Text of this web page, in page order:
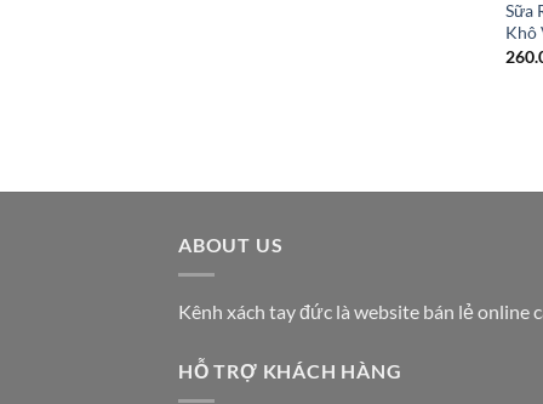
Sữa
Khô
ABOUT US
Kênh xách tay đức là website bán lẻ
HỖ TRỢ KHÁCH HÀNG